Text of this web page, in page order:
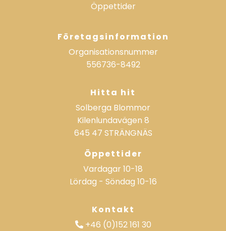
Öppettider
Företagsinformation
Organisationsnummer
556736-8492
Hitta hit
Solberga Blommor
Kilenlundavägen 8
645 47 STRÄNGNÄS
Öppettider
Vardagar 10-18
Lördag - Söndag 10-16
Kontakt
+46 (0)152 161 30